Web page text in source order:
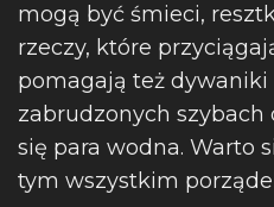
mogą być śmieci,
rzeczy, które
pomagają też dywaniki
zabrudzonych szybach
się para wodna. Warto
tym wszystkim